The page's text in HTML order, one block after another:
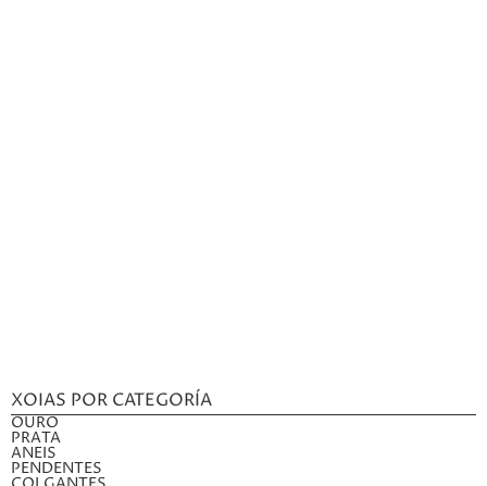
XOIAS POR CATEGORÍA
OURO
PRATA
ANEIS
PENDENTES